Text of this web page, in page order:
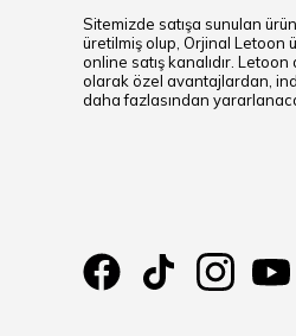
Sitemizde satışa sunulan
üretilmiş olup, Orjinal Letoon
online satış kanalıdır.
olarak özel avantajlardan,
daha fazlasından